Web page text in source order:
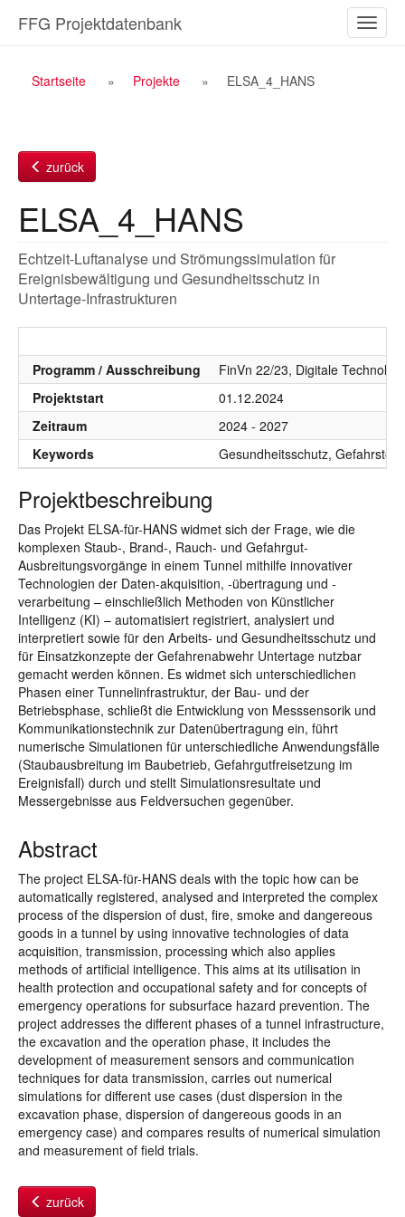
Inhalt
ein-/
FFG Projektdatenbank
Breadcrumb
Startseite Projekte ELSA_4_HANS
zurück
ELSA_4_HANS
Echtzeit-Luftanalyse und Strömungssimulation für
Ereignisbewältigung und Gesundheitsschutz in
Untertage-Infrastrukturen
Programm / Ausschreibung
FinVn 22/23, Digitale
Projektstart
01.12.2024
Zeitraum
2024 - 2027
Keywords
Gesundheitsschutz,
Projektbeschreibung
Das Projekt ELSA-für-HANS widmet sich der Frage, wie die
komplexen Staub-, Brand-, Rauch- und Gefahrgut-
Ausbreitungsvorgänge in einem Tunnel mithilfe innovativer
Technologien der Daten-akquisition, -übertragung und -
verarbeitung – einschließlich Methoden von Künstlicher
Intelligenz (KI) – automatisiert registriert, analysiert und
interpretiert sowie für den Arbeits- und Gesundheitsschutz und
für Einsatzkonzepte der Gefahrenabwehr Untertage nutzbar
gemacht werden können. Es widmet sich unterschiedlichen
Phasen einer Tunnelinfrastruktur, der Bau- und der
Betriebsphase, schließt die Entwicklung von Messsensorik und
Kommunikationstechnik zur Datenübertragung ein, führt
numerische Simulationen für unterschiedliche Anwendungsfälle
(Staubausbreitung im Baubetrieb, Gefahrgutfreisetzung im
Ereignisfall) durch und stellt Simulationsresultate und
Messergebnisse aus Feldversuchen gegenüber.
Abstract
The project ELSA-für-HANS deals with the topic how can be
automatically registered, analysed and interpreted the complex
process of the dispersion of dust, fire, smoke and dangereous
goods in a tunnel by using innovative technologies of data
acquisition, transmission, processing which also applies
methods of artificial intelligence. This aims at its utilisation in
health protection and occupational safety and for concepts of
emergency operations for subsurface hazard prevention. The
project addresses the different phases of a tunnel infrastructure,
the excavation and the operation phase, it includes the
development of measurement sensors and communication
techniques for data transmission, carries out numerical
simulations for different use cases (dust dispersion in the
excavation phase, dispersion of dangereous goods in an
emergency case) and compares results of numerical simulation
and measurement of field trials.
zurück